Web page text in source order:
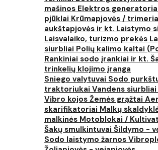
mašinos Elektros
pjūklai Krūmapjovės /
aukštapjovės ir kt. Laistymo
Laisvalaiko, turizmo prekės
siurbliai Polių kalimo kaltai
Rankiniai sodo įrankiai ir kt.
trinkelių klojimo įranga
Sniego valytuvai Sodo
traktoriukai Vandens
Vibro kojos Žemės grąžtai
skarifikatoriai Malkų
malkinės Motoblokai /
Šakų smulkintuvai Šildymo -
Sodo laistymo žarnos